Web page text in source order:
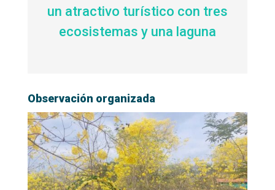
un atractivo turístico con tres
ecosistemas y una laguna
Observación organizada